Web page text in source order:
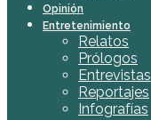
Opinión
Entretenimiento
Relatos
Prólogos
Entrevistas
Reportajes
Infografías